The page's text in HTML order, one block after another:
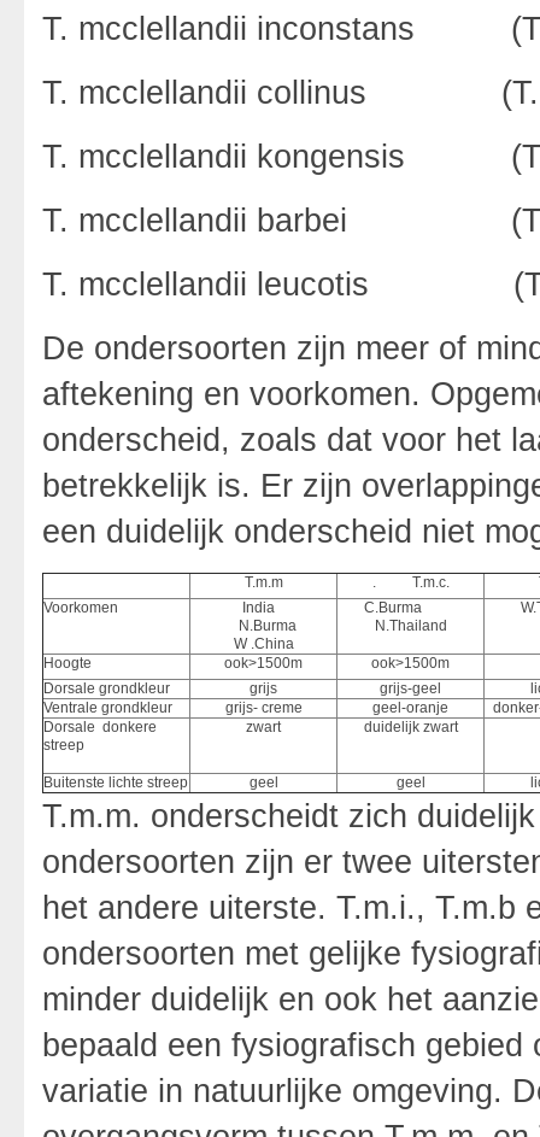
T. mcclellandii inconstans
T. mcclellandii collinus
T. mcclellandii kongensis
T. mcclellandii barbei
T. mcclellandii leucotis
De ondersoorten zijn meer of
aftekening en voorkomen.
onderscheid, zoals dat voor het
betrekkelijk is. Er zijn
een duidelijk onderscheid niet
T.m.m . T.m.c.
Voorkomen
India
N.Burma
W .China
C.Burma
N.Thailand
Hoogte ook>1500m
ook>1500m
Dorsale grondkleur
grijs grijs-geel
Ventrale grondkleur
grijs- creme geel-oranje
Dorsale donkere
streep
zwart duidelijk zwart
Buitenste lichte streep geel geel
T.m.m. onderscheidt zich
ondersoorten zijn er twee
het andere uiterste. T.m.i., T.m.b
ondersoorten met gelijke
minder duidelijk en ook het
bepaald een fysiografisch
variatie in natuurlijke omgeving.